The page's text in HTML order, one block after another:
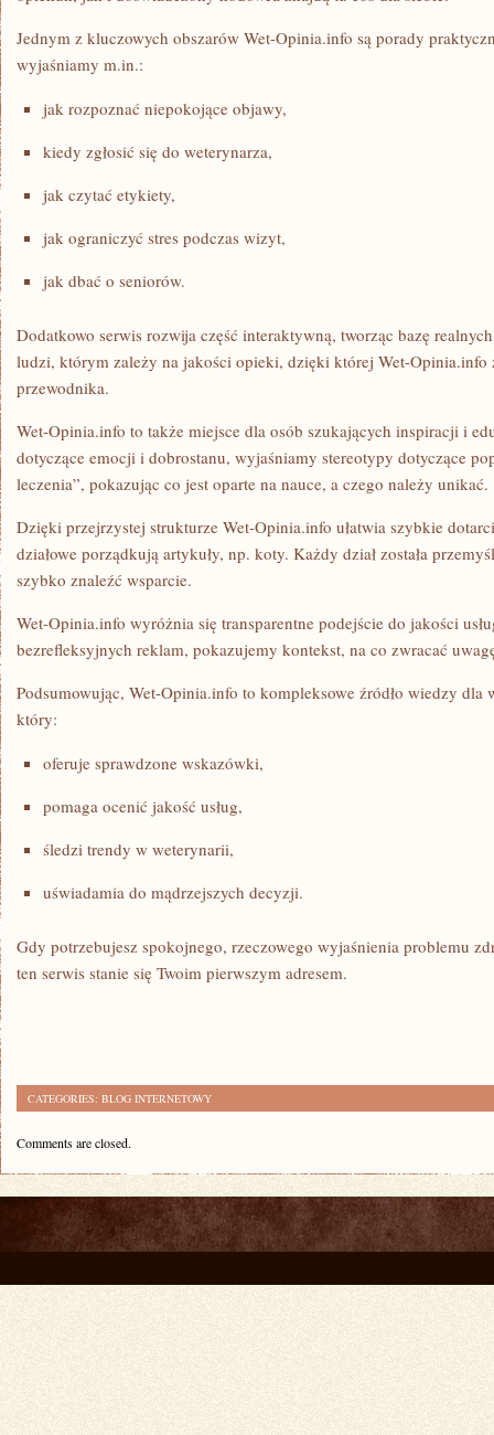
Jednym z kluczowych obszarów Wet-Opinia.info są porady
wyjaśniamy m.in.:
jak rozpoznać niepokojące objawy,
kiedy zgłosić się do weterynarza,
jak czytać etykiety,
jak ograniczyć stres podczas wizyt,
jak dbać o seniorów.
Dodatkowo serwis rozwija część interaktywną, tworząc bazę
ludzi, którym zależy na jakości opieki, dzięki której Wet-Opinia.info
przewodnika.
Wet-Opinia.info to także miejsce dla osób szukających inspiracji i
dotyczące emocji i dobrostanu, wyjaśniamy stereotypy dotyczące
leczenia”, pokazując co jest oparte na nauce, a czego należy unikać.
Dzięki przejrzystej strukturze Wet-Opinia.info ułatwia szybkie
działowe porządkują artykuły, np. koty. Każdy dział została
szybko znaleźć wsparcie.
Wet-Opinia.info wyróżnia się transparentne podejście do jakości
bezrefleksyjnych reklam, pokazujemy kontekst, na co zwracać
Podsumowując, Wet-Opinia.info to kompleksowe źródło wiedzy dla
który:
oferuje sprawdzone wskazówki,
pomaga ocenić jakość usług,
śledzi trendy w weterynarii,
uświadamia do mądrzejszych decyzji.
Gdy potrzebujesz spokojnego, rzeczowego wyjaśnienia problemu
ten serwis stanie się Twoim pierwszym adresem.
CATEGORIES: BLOG INTERNETOWY
Comments are closed.